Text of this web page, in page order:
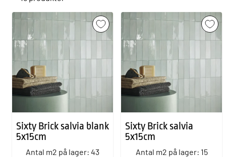
Sixty Brick salvia blank
5x15cm
Antal m2 på lager: 43
Sixty Brick salvia
5x15cm
Antal m2 på lager: 15